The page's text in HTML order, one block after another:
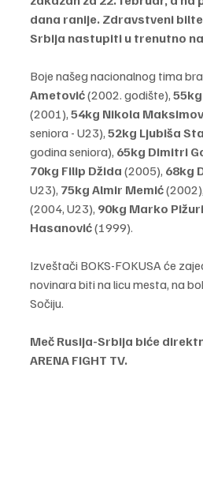
dana ranije. Zdravstveni
Srbija nastupiti u trenutno
Boje našeg nacionalnog tima
Ametović (2002. godište),
(2001), 54kg Nikola
seniora - U23), 52kg Ljubiša
godina seniora), 65kg Dimitri
70kg Filip Džida (2005), 68kg
U23), 75kg Almir Memić (2002),
(2004, U23), 90kg Marko
Hasanović (1999).
Izveštači BOKS-FOKUSA će
novinara biti na licu mesta, na
Sočiju.
Meč Rusija-Srbija biće
ARENA FIGHT TV.